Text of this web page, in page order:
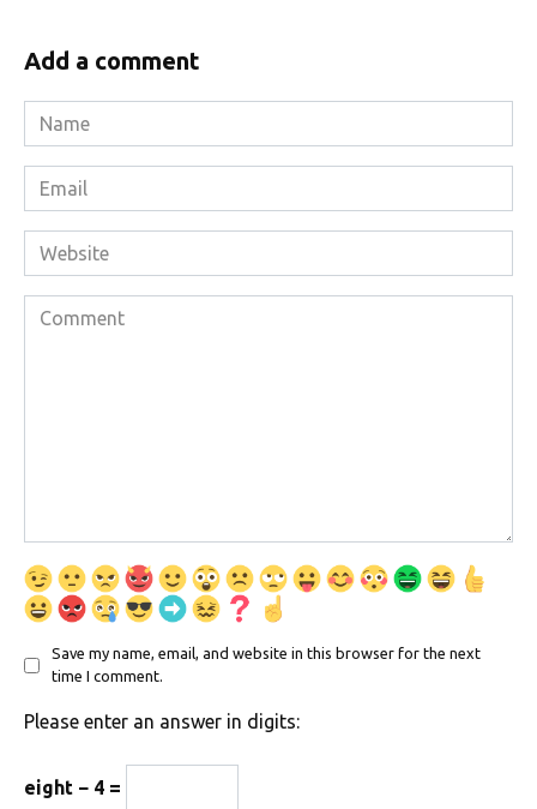
Add a comment
Name
*
Email
*
Website
Comment
Save my name, email, and website in this browser for the next
time I comment.
Please enter an answer in digits:
eight − 4 =